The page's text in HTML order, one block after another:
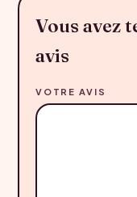
Vous avez
avis
VOTRE AVIS